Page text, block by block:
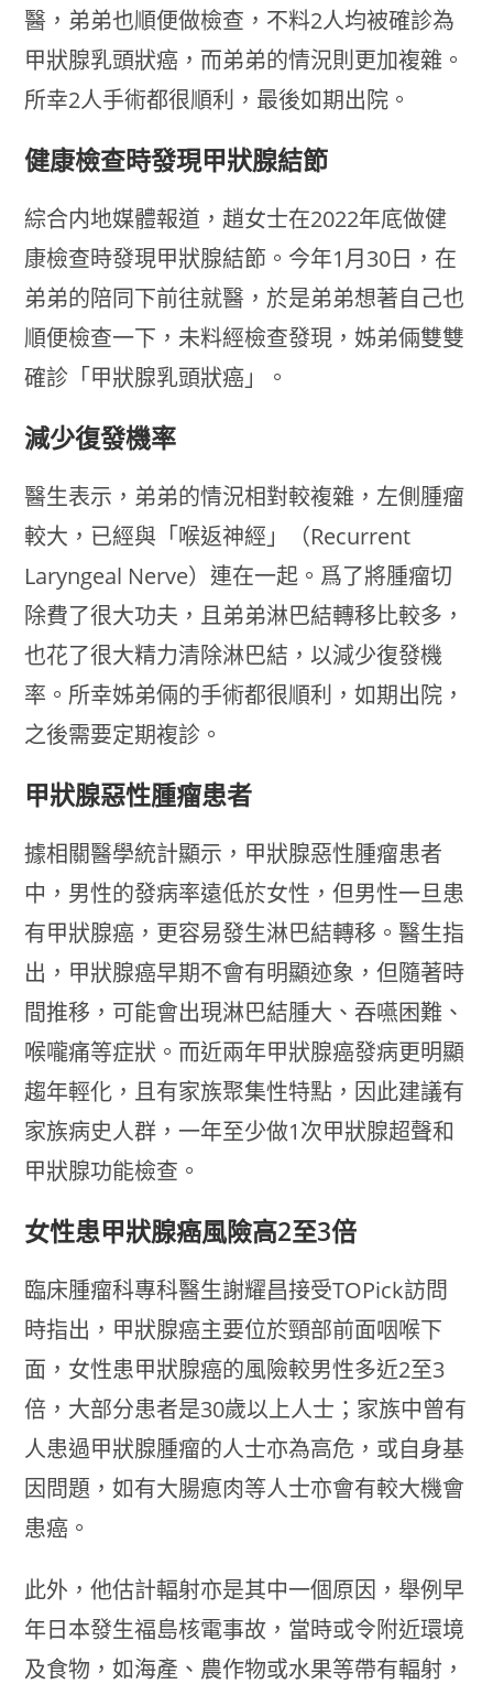
醫，弟弟也順便做檢查，不料2人均被確診為
甲狀腺乳頭狀癌，而弟弟的情況則更加複雜。
所幸2人手術都很順利，最後如期出院。
健康檢查時發現甲狀腺結節
綜合内地媒體報道，趙女士在2022年底做健
康檢查時發現甲狀腺結節。今年1月30日，在
弟弟的陪同下前往就醫，於是弟弟想著自己也
順便檢查一下，未料經檢查發現，姊弟倆雙雙
確診「甲狀腺乳頭狀癌」。
減少復發機率
醫生表示，弟弟的情況相對較複雜，左側腫瘤
較大，已經與「喉返神經」（Recurrent
Laryngeal Nerve）連在一起。爲了將腫瘤切
除費了很大功夫，且弟弟淋巴結轉移比較多，
也花了很大精力清除淋巴結，以減少復發機
率。所幸姊弟倆的手術都很順利，如期出院，
之後需要定期複診。
甲狀腺惡性腫瘤患者
據相關醫學統計顯示，甲狀腺惡性腫瘤患者
中，男性的發病率遠低於女性，但男性一旦患
有甲狀腺癌，更容易發生淋巴結轉移。醫生指
出，甲狀腺癌早期不會有明顯迹象，但隨著時
間推移，可能會出現淋巴結腫大、吞嚥困難、
喉嚨痛等症狀。而近兩年甲狀腺癌發病更明顯
趨年輕化，且有家族聚集性特點，因此建議有
家族病史人群，一年至少做1次甲狀腺超聲和
甲狀腺功能檢查。
女性患甲狀腺癌風險高2至3倍
臨床腫瘤科專科醫生謝耀昌接受TOPick訪問
時指出，甲狀腺癌主要位於頸部前面咽喉下
面，女性患甲狀腺癌的風險較男性多近2至3
倍，大部分患者是30歲以上人士；家族中曾有
人患過甲狀腺腫瘤的人士亦為高危，或自身基
因問題，如有大腸瘜肉等人士亦會有較大機會
患癌。
此外，他估計輻射亦是其中一個原因，舉例早
年日本發生福島核電事故，當時或令附近環境
及食物，如海產、農作物或水果等帶有輻射，